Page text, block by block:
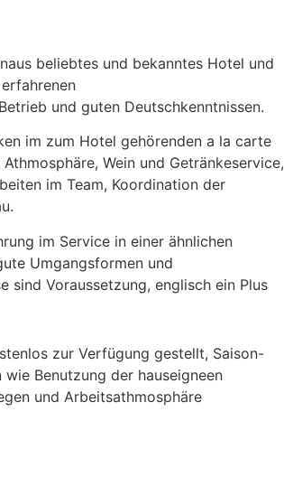
beliebtes und bekanntes Hotel und
und guten Deutschkenntnissen.
im zum Hotel gehörenden a la carte
Wein und Getränkeservice,
im Team, Koordination der
im Service in einer ähnlichen
Umgangsformen und
sind Voraussetzung, englisch ein Plus
zur Verfügung gestellt, Saison-
Benutzung der hauseigneen
und Arbeitsathmosphäre